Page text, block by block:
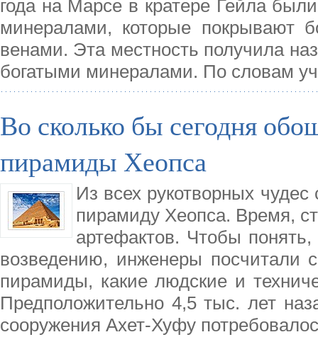
года на Марсе в кратере Гейла
минералами, которые покрывают
венами. Эта местность получила
богатыми минералами. По словам
Во сколько бы сегодня
пирамиды Хеопса
Из всех рукотворных
пирамиду Хеопса. Время,
артефактов. Чтобы
возведению, инженеры посчитали
пирамиды, какие людские и
Предположительно 4,5 тыс. лет
сооружения Ахет-Хуфу